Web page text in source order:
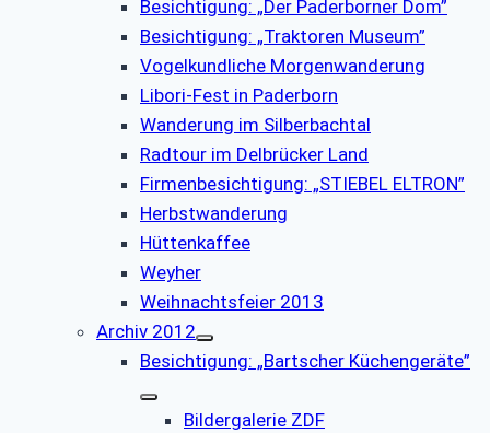
Besichtigung: „Der Paderborner Dom”
Besichtigung: „Traktoren Museum”
Vogelkundliche Morgenwanderung
Libori-Fest in Paderborn
Wanderung im Silberbachtal
Radtour im Delbrücker Land
Firmenbesichtigung: „STIEBEL ELTRON”
Herbstwanderung
Hüttenkaffee
Weyher
Weihnachtsfeier 2013
Archiv 2012
Besichtigung: „Bartscher Küchengeräte”
Bildergalerie ZDF